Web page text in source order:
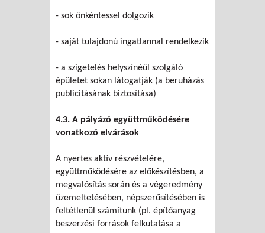
- sok önkéntessel dolgozik
- saját tulajdonú ingatlannal rendelkezik
- a szigetelés helyszínéül szolgáló
épületet sokan látogatják (a beruházás
publicitásának biztosítása)
4.3. A pályázó együttműködésére
vonatkozó elvárások
A nyertes aktív részvételére,
együttműködésére az előkészítésben, a
megvalósítás során és a végeredmény
üzemeltetésében, népszerűsítésében is
feltétlenül számítunk (pl. építőanyag
beszerzési források felkutatása a